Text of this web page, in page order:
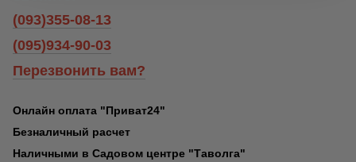
(093)355-08-13
(095)934-90-03
Перезвонить вам?
Онлайн оплата "Приват24"
Безналичный расчет
Наличными в Садовом центре "Таволга"